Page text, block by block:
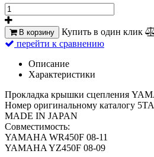
В корзину Купить в один клик
перейти к сравнению
Описание
Характеристики
Прокладка крышки сцепления
Номер оригинальному каталогу
MADE IN JAPAN
Совместимость:
YAMAHA WR450F 08-11
YAMAHA YZ450F 08-09